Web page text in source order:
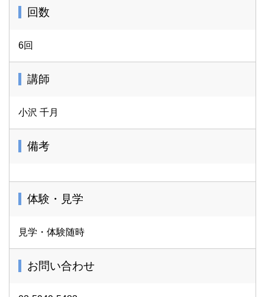
回数
6回
講師
小沢 千月
備考
体験・見学
見学・体験随時
お問い合わせ